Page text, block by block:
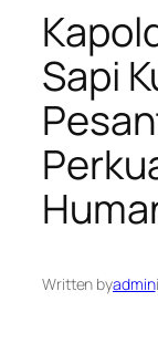
Sapi
Written byadmin